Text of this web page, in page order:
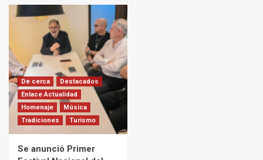
De cerca
Destacados
Enlace Actualidad
Homenaje
Música
Tradiciones
Turismo
Se anunció Primer